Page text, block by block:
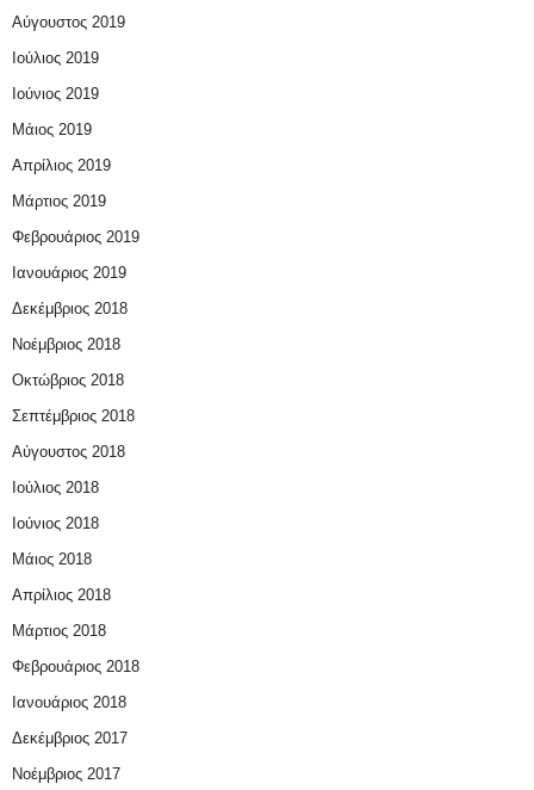
Αύγουστος 2019
Ιούλιος 2019
Ιούνιος 2019
Μάιος 2019
Απρίλιος 2019
Μάρτιος 2019
Φεβρουάριος 2019
Ιανουάριος 2019
Δεκέμβριος 2018
Νοέμβριος 2018
Οκτώβριος 2018
Σεπτέμβριος 2018
Αύγουστος 2018
Ιούλιος 2018
Ιούνιος 2018
Μάιος 2018
Απρίλιος 2018
Μάρτιος 2018
Φεβρουάριος 2018
Ιανουάριος 2018
Δεκέμβριος 2017
Νοέμβριος 2017